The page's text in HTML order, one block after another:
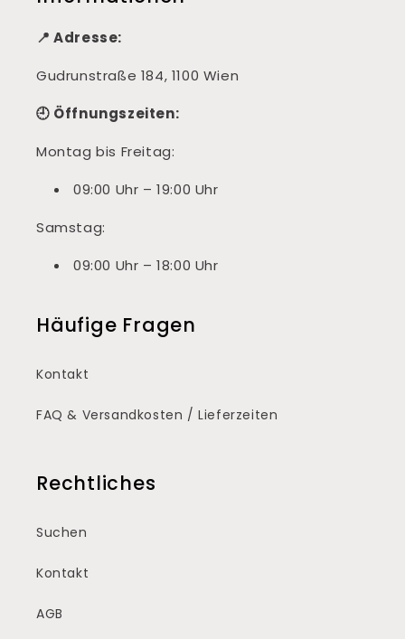
📍 Adresse:
Gudrunstraße 184, 1100 Wien
🕘 Öffnungszeiten:
Montag bis Freitag:
09:00 Uhr – 19:00 Uhr
Samstag:
09:00 Uhr – 18:00 Uhr
Häufige Fragen
Kontakt
FAQ & Versandkosten / Lieferzeiten
Rechtliches
Suchen
Kontakt
AGB